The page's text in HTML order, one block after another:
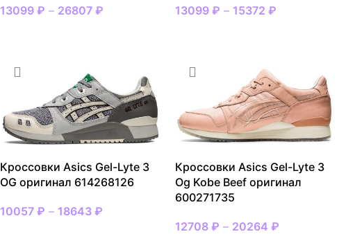
13099₽ – 26807₽ 13099 ₽ – 15372 ₽
Кроссовки Asics Gel-Lyte 3
OG оригинал 614268126
10057₽ – 18643₽
Кроссовки Asics Gel-Lyte 3
Og Kobe Beef оригинал
600271735
12708 ₽ – 20264 ₽